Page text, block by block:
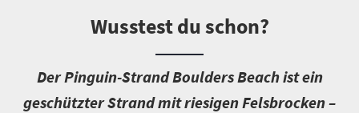
Wusstest du schon?
Der Pinguin-Strand Boulders Beach ist ein
geschützter Strand mit riesigen Felsbrocken –